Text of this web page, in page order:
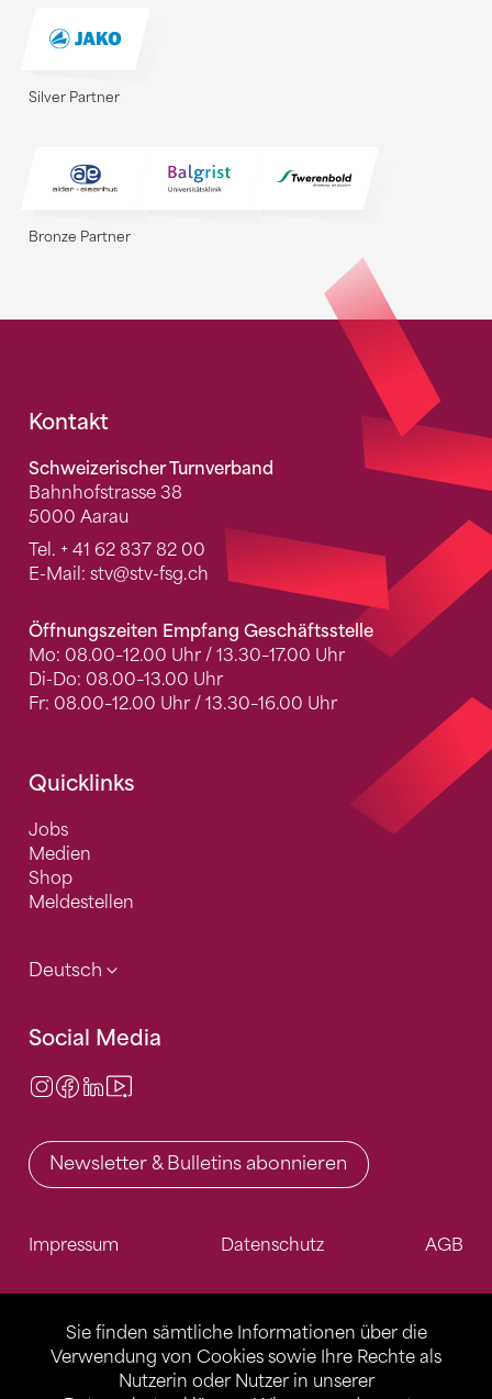
Sie finden sämtliche Informationen über die
Verwendung von Cookies sowie Ihre Rechte als
Nutzerin oder Nutzer in unserer
Silver Partner
Bronze Partner
Fusszeile
Kontakt
Schweizerischer Turnverband
Bahnhofstrasse 38
5000 Aarau
Tel. + 41 62 837 82 00
E-Mail: stv@stv-fsg.ch
Öffnungszeiten Empfang Geschäftsstelle
Mo: 08.00–12.00 Uhr / 13.30–17.00 Uhr
Di-Do: 08.00–13.00 Uhr
Fr: 08.00–12.00 Uhr / 13.30–16.00 Uhr
Quicklinks
Jobs
Medien
Shop
Meldestellen
Deutsch
Social Media
Instagram
Facebook
LinkedIn
Newsletter & Bulletins abonnieren
Impressum Datenschutz AGB